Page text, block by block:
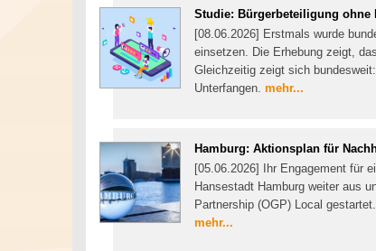
Studie: Bürgerbeteiligung ohne
[08.06.2026] Erstmals wurde
einsetzen. Die Erhebung zeigt,
Gleichzeitig zeigt sich
Unterfangen. mehr...
Hamburg: Aktionsplan für
[05.06.2026] Ihr Engagement für
Hansestadt Hamburg weiter aus
Partnership (OGP) Local
mehr...